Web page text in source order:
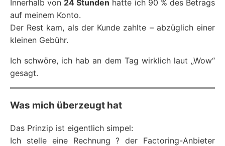
Innerhalb von 24 Stunden hatte ich 90 % des Betrags
auf meinem Konto.
Der Rest kam, als der Kunde zahlte – abzüglich einer
kleinen Gebühr.
Ich schwöre, ich hab an dem Tag wirklich laut „Wow“
gesagt.
Was mich überzeugt hat
Das Prinzip ist eigentlich simpel:
Ich stelle eine Rechnung ? der Factoring-Anbieter